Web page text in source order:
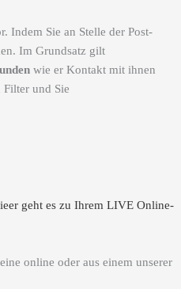
Indem Sie an Stelle der Post-
Im Grundsatz gilt
wie er Kontakt mit ihnen
Filter und Sie
online oder aus einem unserer